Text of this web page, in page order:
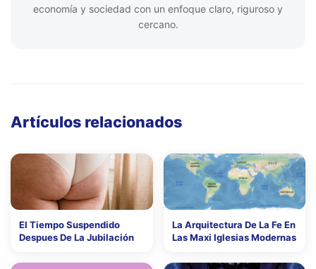
economía y sociedad con un enfoque claro, riguroso y
cercano.
Artículos relacionados
El Tiempo Suspendido
Despues De La Jubilación
La Arquitectura De La Fe En
Las Maxi Iglesias Modernas